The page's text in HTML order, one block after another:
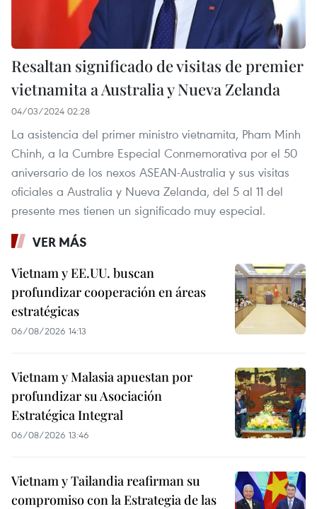
Resaltan significado de visitas de premier
vietnamita a Australia y Nueva Zelanda
04/03/2024 02:28
La asistencia del primer ministro vietnamita, Pham Minh
Chinh, a la Cumbre Especial Conmemorativa por el 50
aniversario de los nexos ASEAN-Australia y sus visitas
oficiales a Australia y Nueva Zelanda, del 5 al 11 del
presente mes tienen un significado muy especial.
VER MÁS
Vietnam y EE.UU. buscan
profundizar cooperación en áreas
estratégicas
06/08/2026 14:13
Vietnam y Malasia apuestan por
profundizar su Asociación
Estratégica Integral
06/08/2026 13:46
Vietnam y Tailandia reafirman su
compromiso con la Estrategia de las